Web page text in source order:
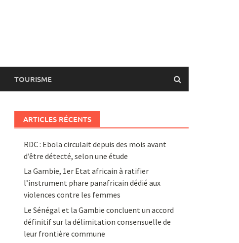
TOURISME
ARTICLES RÉCENTS
RDC : Ebola circulait depuis des mois avant
d’être détecté, selon une étude
La Gambie, 1er Etat africain à ratifier
l’instrument phare panafricain dédié aux
violences contre les femmes
Le Sénégal et la Gambie concluent un accord
définitif sur la délimitation consensuelle de
leur frontière commune